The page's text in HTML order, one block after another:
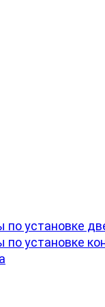
установке
установке